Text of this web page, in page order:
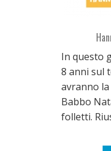
In questo
8 anni sul
avranno
Babbo
folletti.